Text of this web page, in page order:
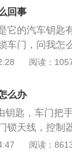
车身控制模
都会使汽车钥
检查和维修。
身控制器模块
知汽车钥匙失
出的信号和天
然后进行试车
办法就是更换
或者车身控
信号都会使汽
进行检查和维
。
回事
它的汽车钥匙
车门，问我怎
因造成的，该
身控制器模块
知汽车钥匙失
出的信号和天
然后进行试车
办法就是更换
阅读：
么办
钥匙，车门把
锁天线，控制
无钥匙进入系
阅读：